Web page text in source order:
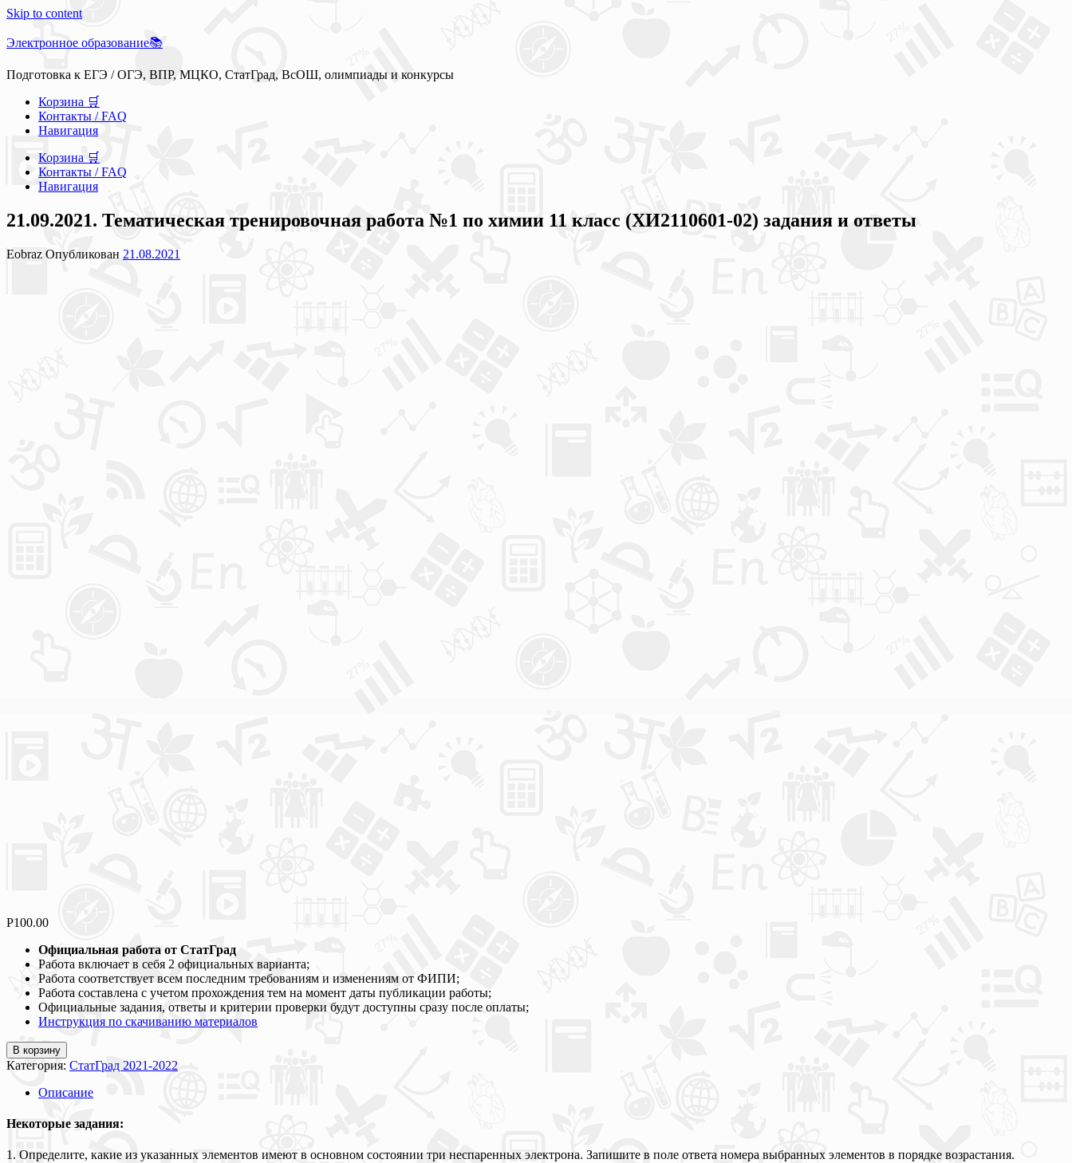
Skip to content
Электронное образование📚
Подготовка к ЕГЭ / ОГЭ, ВПР, МЦКО, СтатГрад, ВсОШ, олимпиады и конкурсы
Корзина 🛒
Контакты / FAQ
Навигация
Корзина 🛒
Контакты / FAQ
Навигация
21.09.2021. Тематическая тренировочная работа №1 по химии 11 класс (ХИ2110601-02) задания и ответы
Eobraz Опубликован 21.08.2021
Р100.00
Официальная работа от СтатГрад
Работа включает в себя 2 официальных варианта;
Работа соответствует всем последним требованиям и изменениям от ФИПИ;
Работа составлена с учетом прохождения тем на момент даты публикации работы;
Официальные задания, ответы и критерии проверки будут доступны сразу после оплаты;
Инструкция по скачиванию материалов
В корзину
Категория: СтатГрад 2021-2022
Описание
Некоторые задания:
1. Определите, какие из указанных элементов имеют в основном состоянии три неспаренных электрона. Запишите в поле ответа номера выбранных элементов в порядке возрастания.